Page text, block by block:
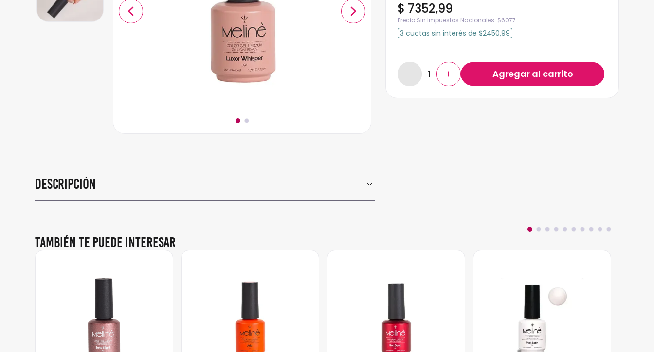
Descripción
$ 7352,99
Precio Sin Impuestos Nacionales: $6077
3 cuotas sin interés de $2450,99
También te puede interesar